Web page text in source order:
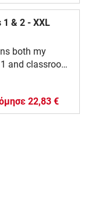
& 2 - XXL
both my
and classroom
22,83 €